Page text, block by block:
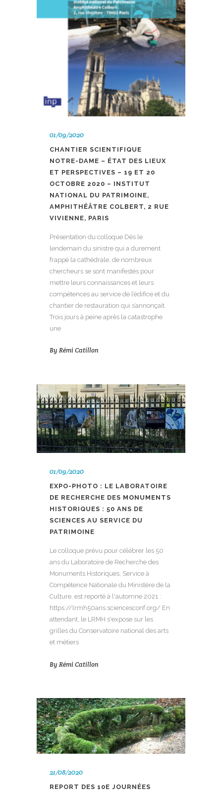
01/09/2020
CHANTIER SCIENTIFIQUE
NOTRE-DAME – ÉTAT DES LIEUX
ET PERSPECTIVES – 19 ET 20
OCTOBRE 2020 – INSTITUT
NATIONAL DU PATRIMOINE,
AMPHITHÉÂTRE COLBERT, 2 RUE
VIVIENNE, PARIS
Présentation du colloque Dès le
lendemain du sinistre qui a durement
frappé la cathédrale, de nombreux
chercheurs se sont manifestés pour
mettre leurs connaissances et leurs
compétences au service de l’édifice et du
chantier de restauration qui s’annonçait.
Trois jours à peine après la catastrophe
une
By Rémi Catillon
01/09/2020
EXPO-PHOTO : LE LABORATOIRE
DE RECHERCHE DES MONUMENTS
HISTORIQUES : 50 ANS DE
SCIENCES AU SERVICE DU
PATRIMOINE
Le colloque prévu pour célébrer les 50
ans du Laboratoire de Recherche des
Monuments Historiques, Service à
Compétence Nationale du Ministère de la
Culture, est reporté à l'automne 2021 :
https://lrmh50ans.sciencesconf.org/ En
attendant, le LRMH s'expose sur les
grilles du Conservatoire national des arts
et métiers
By Rémi Catillon
21/08/2020
REPORT DES 10E JOURNÉES